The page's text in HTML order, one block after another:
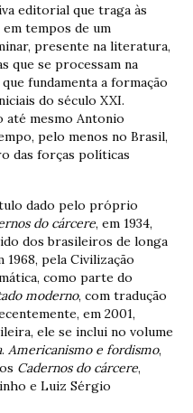
editorial que traga às
tempos de um
presente na literatura,
que se processam na
fundamenta a formação
do século XXI.
até mesmo Antonio
pelo menos no Brasil,
das forças políticas
dado pelo próprio
do cárcere, em 1934,
dos brasileiros de longa
pela Civilização
como parte do
moderno, com tradução
em 2001,
ele se inclui no volume
. Americanismo e fordismo,
Cadernos do cárcere,
e Luiz Sérgio